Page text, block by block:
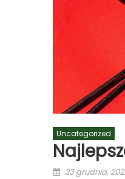
Uncategorized
Posted
23 grudnia,